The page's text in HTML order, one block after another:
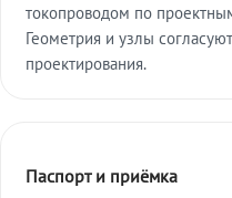
токопроводом по
Геометрия и узлы
проектирования.
Паспорт и приёмка